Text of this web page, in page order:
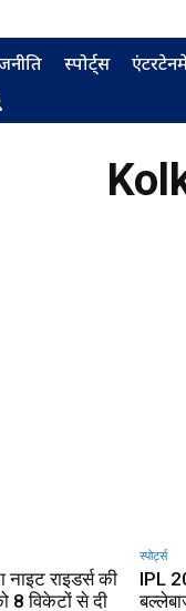
स्पोर्ट्स
राइडर्स की
8 विकेटों से दी
स्पोर्ट्स
IPL